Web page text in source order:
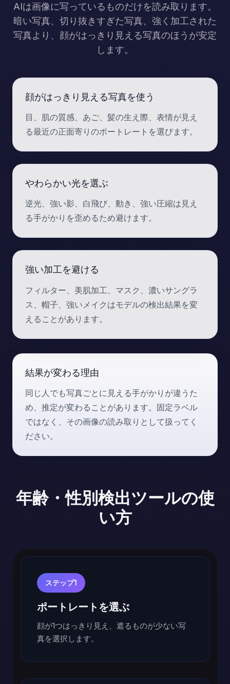
AIは画像に写っているものだけを読み取ります。
暗い写真、切り抜きすぎた写真、強く加工された
写真より、顔がはっきり見える写真のほうが安定
します。
顔がはっきり見える写真を使う
目、肌の質感、あご、髪の生え際、表情が見え
る最近の正面寄りのポートレートを選びます。
やわらかい光を選ぶ
逆光、強い影、白飛び、動き、強い圧縮は見え
る手がかりを歪めるため避けます。
強い加工を避ける
フィルター、美肌加工、マスク、濃いサングラ
ス、帽子、強いメイクはモデルの検出結果を変
えることがあります。
結果が変わる理由
同じ人でも写真ごとに見える手がかりが違うた
め、推定が変わることがあります。固定ラベル
ではなく、その画像の読み取りとして扱ってく
ださい。
年齢・性別検出ツールの使
い方
ステップ1
ポートレートを選ぶ
顔が1つはっきり見え、遮るものが少ない写
真を選択します。